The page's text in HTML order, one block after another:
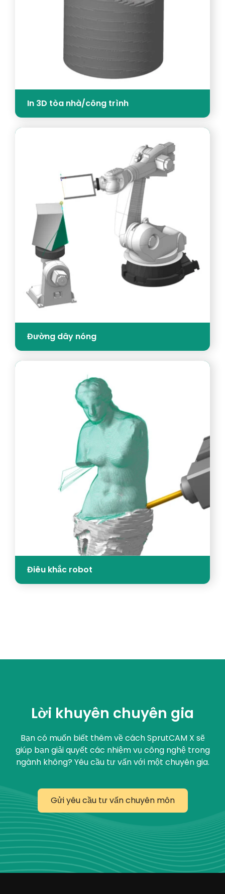
In 3D tòa nhà/công trình
Đường dây nóng
Điêu khắc robot
Lời khuyên chuyên gia
Bạn có muốn biết thêm về cách SprutCAM X sẽ
giúp bạn giải quyết các nhiệm vụ công nghệ trong
ngành không? Yêu cầu tư vấn với một chuyên gia.
Gửi yêu cầu tư vấn chuyên môn